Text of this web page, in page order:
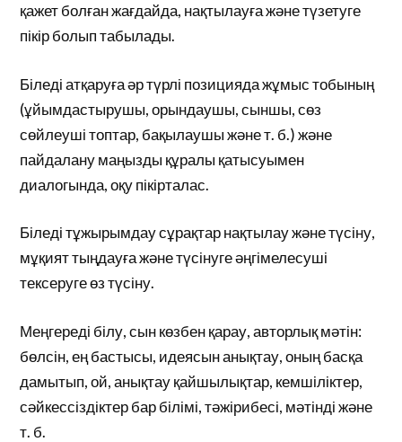
қажет болған жағдайда, нақтылауға және түзетуге
пікір болып табылады.
Біледі атқаруға әр түрлі позицияда жұмыс тобының
(ұйымдастырушы, орындаушы, сыншы, сөз
сөйлеуші топтар, бақылаушы және т. б.) және
пайдалану маңызды құралы қатысуымен
диалогында, оқу пікірталас.
Біледі тұжырымдау сұрақтар нақтылау және түсіну,
мұқият тыңдауға және түсінуге әңгімелесуші
тексеруге өз түсіну.
Меңгереді білу, сын көзбен қарау, авторлық мәтін:
бөлсін, ең бастысы, идеясын анықтау, оның басқа
дамытып, ой, анықтау қайшылықтар, кемшіліктер,
сәйкессіздіктер бар білімі, тәжірибесі, мәтінді және
т. б.